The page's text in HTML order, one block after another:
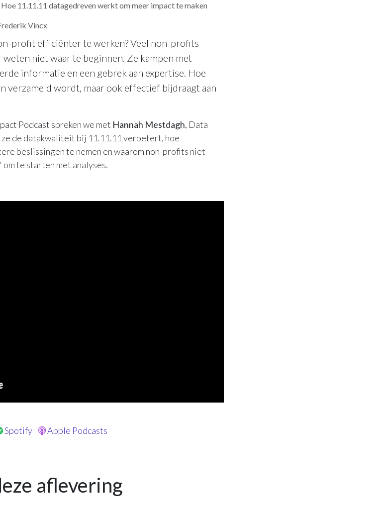
Hoe 11.11.11 datagedreven werkt om meer impact te maken
Vincx
profit efficiënter te werken? Veel non-profits
niet waar te beginnen. Ze kampen met
informatie en een gebrek aan expertise. Hoe
verzameld wordt, maar ook effectief bijdraagt aan
Podcast spreken we met Hannah Mestdagh, Data
de datakwaliteit bij 11.11.11 verbetert, hoe
beslissingen te nemen en waarom non-profits niet
te starten met analyses.
Spotify Apple Podcasts
aflevering